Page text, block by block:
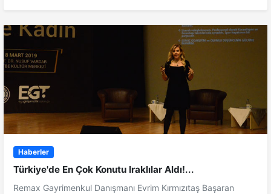
Haberler
Türkiye'de En Çok Konutu Iraklılar Aldı!...
Remax Gayrimenkul Danışmanı Evrim Kırmızıtaş Başaran